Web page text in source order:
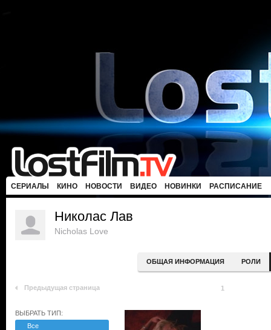
СЕРИАЛЫ КИНО НОВОСТИ ВИДЕО НОВИНКИ РАСПИСАНИЕ
Николас Лав
Nicholas Love
ОБЩАЯ ИНФОРМАЦИЯ РОЛИ
Предыдущая страница 1
ВЫБРАТЬ ТИП:
Все